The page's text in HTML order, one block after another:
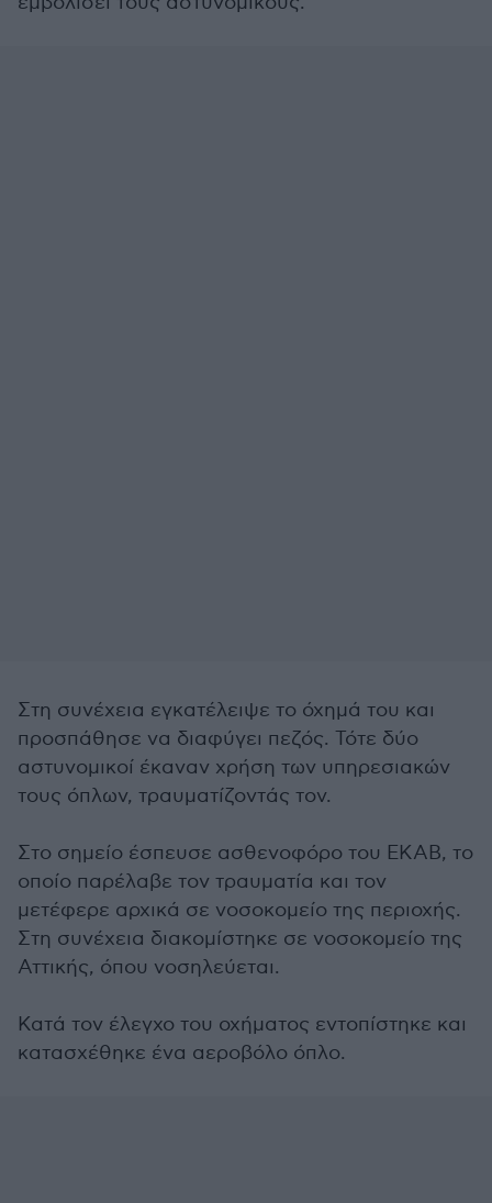
Στη συνέχεια εγκατέλειψε το όχημά του και
προσπάθησε να διαφύγει πεζός. Τότε δύο
αστυνομικοί έκαναν χρήση των υπηρεσιακών
τους όπλων, τραυματίζοντάς τον.
Στο σημείο έσπευσε ασθενοφόρο του ΕΚΑΒ, το
οποίο παρέλαβε τον τραυματία και τον
μετέφερε αρχικά σε νοσοκομείο της περιοχής.
Στη συνέχεια διακομίστηκε σε νοσοκομείο της
Αττικής, όπου νοσηλεύεται.
Κατά τον έλεγχο του οχήματος εντοπίστηκε και
κατασχέθηκε ένα αεροβόλο όπλο.